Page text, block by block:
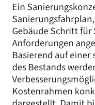
Ein
Gebäude Schritt
Anforderungen
Basierend auf
des Bestands
Kostenrahmen